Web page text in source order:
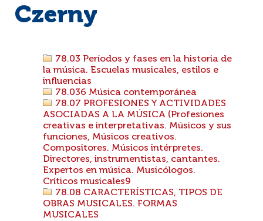
Czerny
78.03 Períodos y fases en la historia de
la música. Escuelas musicales, estilos e
influencias
78.036 Música contemporánea
78.07 PROFESIONES Y ACTIVIDADES
ASOCIADAS A LA MÚSICA (Profesiones
creativas e interpretativas. Músicos y sus
funciones, Músicos creativos.
Compositores. Músicos intérpretes.
Directores, instrumentistas, cantantes.
Expertos en música. Musicólogos.
Críticos musicales9
78.08 CARACTERÍSTICAS, TIPOS DE
OBRAS MUSICALES. FORMAS
MUSICALES